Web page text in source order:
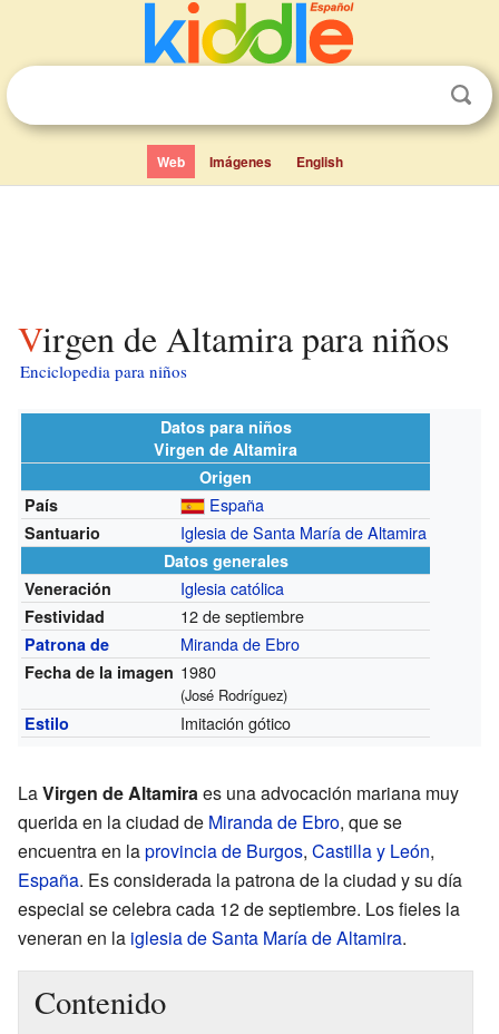
Web Imágenes English
Virgen de Altamira para niños
Enciclopedia para niños
Datos para niños
Virgen de Altamira
Origen
País
España
Santuario Iglesia de Santa María de Altamira
Datos generales
Veneración
Iglesia católica
Festividad 12 de septiembre
Patrona de Miranda de Ebro
Fecha de la imagen 1980
(José Rodríguez)
Estilo Imitación gótico
LaVirgen de Altamiraes una advocación mariana muy
querida en la ciudad de Miranda de Ebro, que se
encuentra en laprovincia de Burgos, Castilla y León,
España. Es considerada la patrona de la ciudad y su día
especial se celebra cada 12 de septiembre. Los fieles la
veneran en la iglesia de Santa María de Altamira.
Contenido